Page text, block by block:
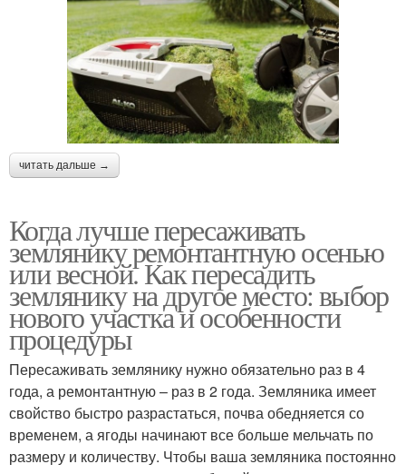
читать дальше →
Когда лучше пересаживать
землянику ремонтантную осенью
или весной. Как пересадить
землянику на другое место: выбор
нового участка и особенности
процедуры
Пересаживать землянику нужно обязательно раз в 4
года, а ремонтантную – раз в 2 года. Земляника имеет
свойство быстро разрастаться, почва обедняется со
временем, а ягоды начинают все больше мельчать по
размеру и количеству. Чтобы ваша земляника постоянно